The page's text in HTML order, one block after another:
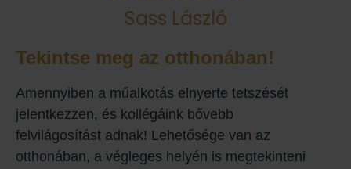
Sass László
Tekintse meg az otthonában!
Amennyiben a műalkotás elnyerte tetszését
jelentkezzen, és kollégáink bővebb
felvilágosítást adnak! Lehetősége van az
otthonában, a végleges helyén is megtekinteni